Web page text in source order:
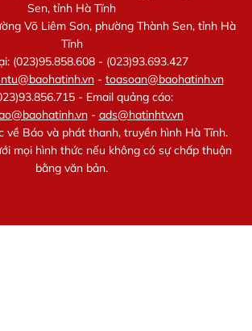
Sen, tỉnh Hà Tĩnh
Võ Liêm Sơn, phường Thành Sen, tỉnh Hà
Tĩnh
(023)95.858.608 - (023)93.693.427
- toasoan@baohatinh.vn
- Email quảng cáo:
- ads@hatinhtv.vn
về Báo và phát thanh, truyền hình Hà Tĩnh.
mọi hình thức nếu không có sự chấp thuận
bằng văn bản.